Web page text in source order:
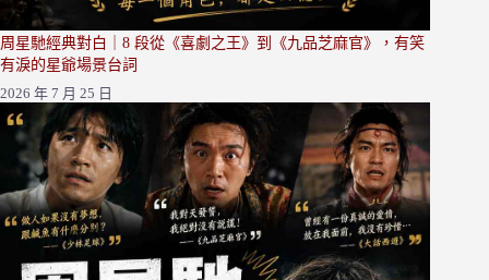
周星馳經典對白｜8 段從《喜劇之王》到《九品芝麻官》，有笑
有淚的星爺場景台詞
2026 年 7 月 25 日